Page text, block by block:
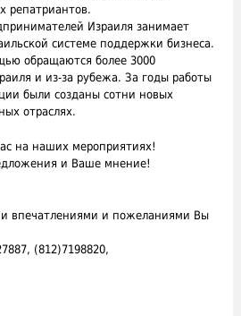
репатриантов.
Израиля занимает
системе поддержки бизнеса.
обращаются более 3000
и из-за рубежа. За годы работы
были созданы сотни новых
отраслях.
на наших мероприятиях!
и Ваше мнение!
впечатлениями и пожеланиями Вы
(812)7198820,